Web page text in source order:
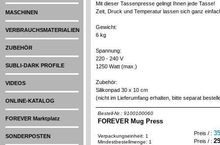
Mit dieser Tassenpresse gelingt Ihnen jede Tasse!
Zeit, Druck und Temperatur lassen sich ganz
Gewicht:
6 kg
Spannung:
220 - 240 V
1250 Watt (max.)
Zubehör:
Silikonpad 30 x 10 cm
(nicht im Lieferumfang erhalten, bitte separat
Bestell-Nr.: 9100100060
FOREVER Mug Press
Verpackungseinheit: 1
Mindestbestellmenge: 1
Preis / :
Preis / :
MASCHINEN
VERBRAUCHSMATERIALIEN
ZUBEHÖR
SUBLI-DARK PROFILE
VIDEOS
ONLINE-KATALOG
FOREVER Marktplatz
SONDERPOSTEN